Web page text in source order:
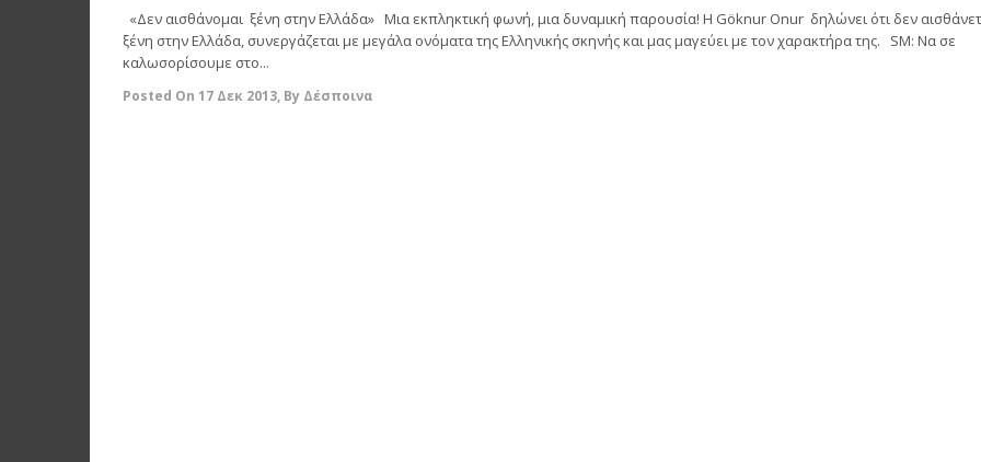
«Δεν αισθάνομαι ξένη στην Ελλάδα» Μια εκπληκτική φωνή, μια δυναμική παρουσία! Η Göknur Onur δηλώνει ότι δεν
ξένη στην Ελλάδα, συνεργάζεται με μεγάλα ονόματα της Ελληνικής σκηνής και μας μαγεύει με τον χαρακτήρα της. SM: Να σε
καλωσορίσουμε στο...
Posted On 17 Δεκ 2013, By Δέσποινα